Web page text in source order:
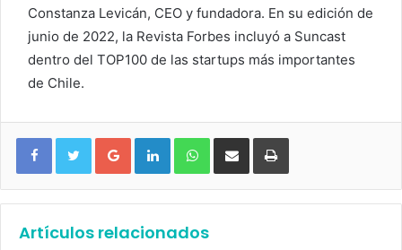
Constanza Levicán, CEO y fundadora. En su edición de
junio de 2022, la Revista Forbes incluyó a Suncast
dentro del TOP100 de las startups más importantes
de Chile.
Google+ LinkedIn WhatsApp
Artículos relacionados